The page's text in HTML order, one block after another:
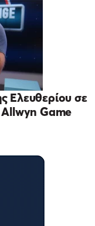
Ελευθερίου σε
Allwyn Game